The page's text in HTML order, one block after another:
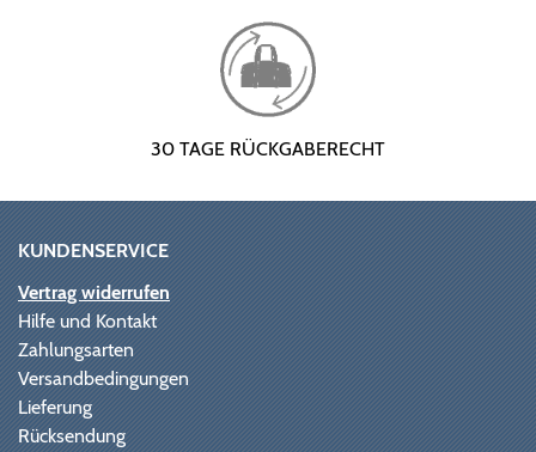
30 TAGE RÜCKGABERECHT
KUNDENSERVICE
Vertrag widerrufen
Hilfe und Kontakt
Zahlungsarten
Versandbedingungen
Lieferung
Rücksendung